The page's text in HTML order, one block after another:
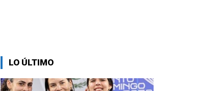
LO ÚLTIMO